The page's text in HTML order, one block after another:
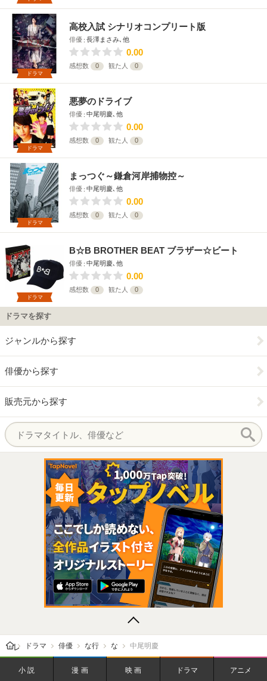
ドラマ
高校入試 シナリオコンプリート版
俳優 長澤まさみ､他
0.00
感想数 0 観た人 0
ドラマ
悪夢のドライブ
俳優 中尾明慶､他
0.00
感想数 0 観た人 0
ドラマ
まっつぐ～鎌倉河岸捕物控～
俳優 中尾明慶､他
0.00
感想数 0 観た人 0
ドラマ
B☆B BROTHER BEAT ブラザー☆ビート
俳優 中尾明慶､他
0.00
感想数 0 観た人 0
ドラマを探す
ジャンルから探す
俳優から探す
販売元から探す
レビューン トップ
ドラマ 俳優 な行 な 中尾明慶
小説 漫画 映画 ドラマ アニメ